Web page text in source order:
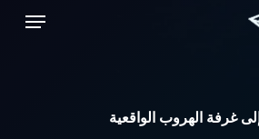
قائمة طعام
غرفة الهروب الواقعية